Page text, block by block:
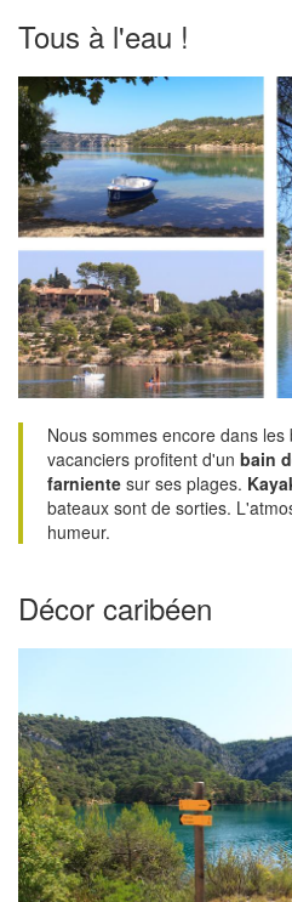
Tous à l'eau !
Nous sommes encore dans
vacanciers profitent d'un bain
farniente sur ses plages.
bateaux sont de sorties.
humeur.
Décor caribéen